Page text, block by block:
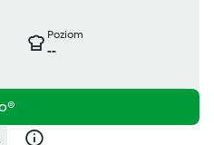
Poziom
--